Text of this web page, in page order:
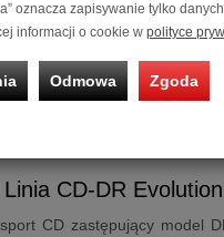
CD-DR
CD zastępujący model
oznacza zapisywanie tylko
informacji o cookie w polityce
Odmowa Zgoda